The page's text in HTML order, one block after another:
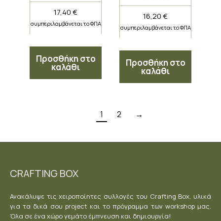
17,40€
συμπεριλαμβάνεται το ΦΠΑ
Προσθήκη στο
καλάθι
16,20€
συμπεριλαμβάνεται το ΦΠΑ
Προσθήκη στο
καλάθι
1 2 →
CRAFTING BOX
Ανακάλυψε τις χειροποίητες συλλογές του Crafting Box, υλικά
για τα δικά σου project και το πρόγραμμα των workshop μας.
Όλα σε ένα χώρο γεμάτο έμπνευση και δημιουργία!